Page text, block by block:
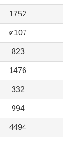
1752
ค107
823
1476
332
994
4494